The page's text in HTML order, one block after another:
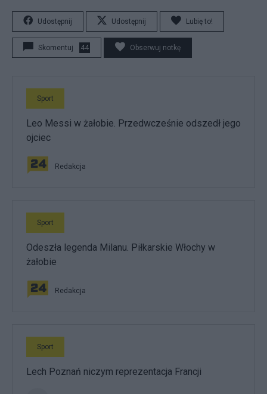
Udostępnij Udostępnij Lubię to!
Skomentuj 44 Obserwuj notkę
Sport
Leo Messi w żałobie. Przedwcześnie odszedł jego
ojciec
Redakcja
Sport
Odeszła legenda Milanu. Piłkarskie Włochy w
żałobie
Redakcja
Sport
Lech Poznań niczym reprezentacja Francji